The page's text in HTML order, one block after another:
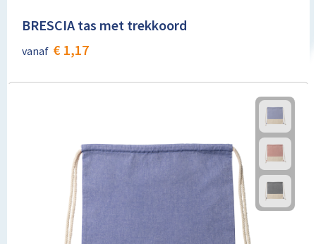
BRESCIA tas met trekkoord
vanaf € 1,17